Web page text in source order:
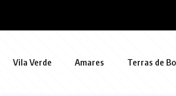
Vila Verde Amares Terras de